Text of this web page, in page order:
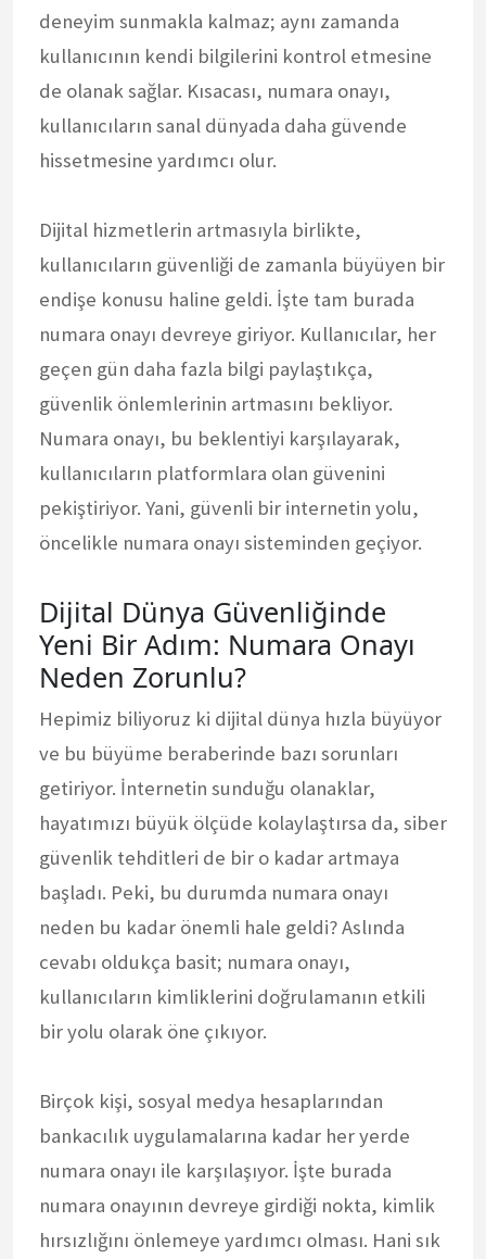
deneyim sunmakla kalmaz; aynı zamanda
kullanıcının kendi bilgilerini kontrol etmesine
de olanak sağlar. Kısacası, numara onayı,
kullanıcıların sanal dünyada daha güvende
hissetmesine yardımcı olur.
Dijital hizmetlerin artmasıyla birlikte,
kullanıcıların güvenliği de zamanla büyüyen bir
endişe konusu haline geldi. İşte tam burada
numara onayı devreye giriyor. Kullanıcılar, her
geçen gün daha fazla bilgi paylaştıkça,
güvenlik önlemlerinin artmasını bekliyor.
Numara onayı, bu beklentiyi karşılayarak,
kullanıcıların platformlara olan güvenini
pekiştiriyor. Yani, güvenli bir internetin yolu,
öncelikle numara onayı sisteminden geçiyor.
Dijital Dünya Güvenliğinde
Yeni Bir Adım: Numara Onayı
Neden Zorunlu?
Hepimiz biliyoruz ki dijital dünya hızla büyüyor
ve bu büyüme beraberinde bazı sorunları
getiriyor. İnternetin sunduğu olanaklar,
hayatımızı büyük ölçüde kolaylaştırsa da, siber
güvenlik tehditleri de bir o kadar artmaya
başladı. Peki, bu durumda numara onayı
neden bu kadar önemli hale geldi? Aslında
cevabı oldukça basit; numara onayı,
kullanıcıların kimliklerini doğrulamanın etkili
bir yolu olarak öne çıkıyor.
Birçok kişi, sosyal medya hesaplarından
bankacılık uygulamalarına kadar her yerde
numara onayı ile karşılaşıyor. İşte burada
numara onayının devreye girdiği nokta, kimlik
hırsızlığını önlemeye yardımcı olması. Hani sık